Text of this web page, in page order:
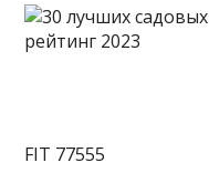
FIT 77555